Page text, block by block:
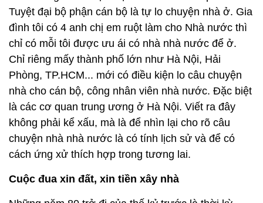
Tuyệt đại bộ phận cán bộ là tự lo chuyện nhà ở. Gia
đình tôi có 4 anh chị em ruột làm cho Nhà nước thì
chỉ có mỗi tôi được ưu ái có nhà nhà nước để ở.
Chỉ riêng mấy thành phố lớn như Hà Nội, Hải
Phòng, TP.HCM... mới có điều kiện lo câu chuyện
nhà cho cán bộ, công nhân viên nhà nước. Đặc biệt
là các cơ quan trung ương ở Hà Nội. Viết ra đây
không phải kể xấu, mà là để nhìn lại cho rõ câu
chuyện nhà nhà nước là có tính lịch sử và để có
cách ứng xử thích hợp trong tương lai.
Cuộc đua xin đất, xin tiền xây nhà